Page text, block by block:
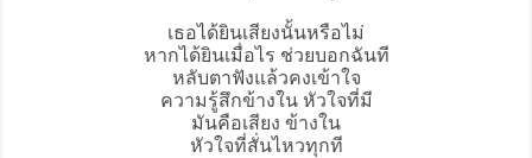
เธอได้ยินเสียงนั้นหรือไม่
หากได้ยินเมื่อไร ช่วยบอกฉันที
หลับตาฟังแล้วคงเข้าใจ
ความรู้สึกข้างใน หัวใจที่มี
มันคือเสียง ข้างใน
หัวใจที่สั่นไหวทุกที